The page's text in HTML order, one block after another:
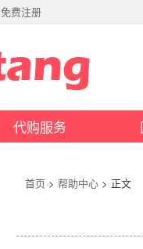
免费注册
代购服务
首页 > 帮助中心 > 正文